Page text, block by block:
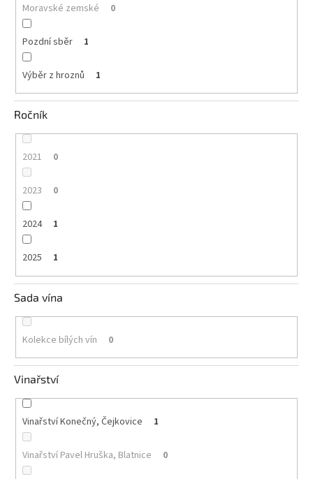
Moravské zemské 0
Pozdní sběr 1
Výběr z hroznů 1
Ročník
2021 0
2023 0
2024 1
2025 1
Sada vína
Kolekce bílých vín 0
Vinařství
Vinařství Konečný, Čejkovice 1
Vinařství Pavel Hruška, Blatnice 0